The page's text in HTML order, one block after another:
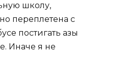
школу,
переплетена с
постигать азы
Иначе я не